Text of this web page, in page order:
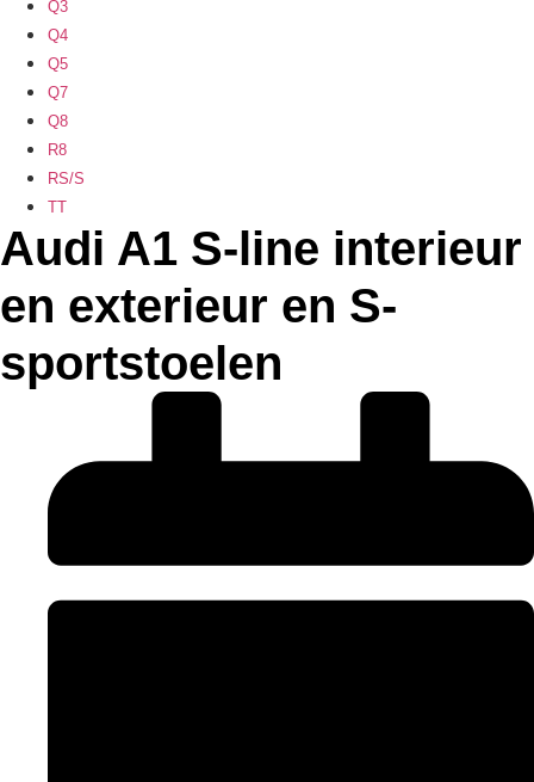
Q3
Q4
Q5
Q7
Q8
R8
RS/S
TT
Audi A1 S-line interieur
en exterieur en S-
sportstoelen